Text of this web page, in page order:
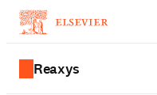
Reaxys